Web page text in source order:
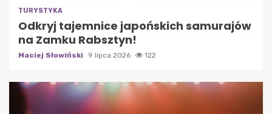
TURYSTYKA
Odkryj tajemnice japońskich samurajów
na Zamku Rabsztyn!
Maciej Słowiński 9 lipca 2026 122